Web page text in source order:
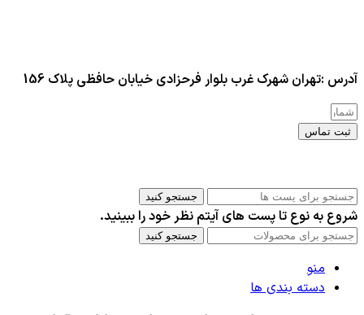
آدرس :تهران شهرک غرب بلوار فرحزادی خیابان حافظی پلاک 156
ثبت تماس
جستجو کنید
شروع به نوع تا پست های آیتم نظر خود را ببینید.
جستجو کنید
منو
دسته بندی ها